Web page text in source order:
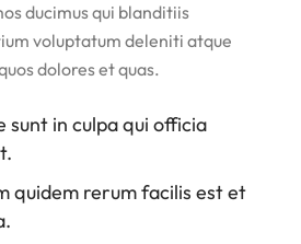
ducimus qui blanditiis
voluptatum deleniti atque
dolores et quas.
sunt in culpa qui officia
quidem rerum facilis est et